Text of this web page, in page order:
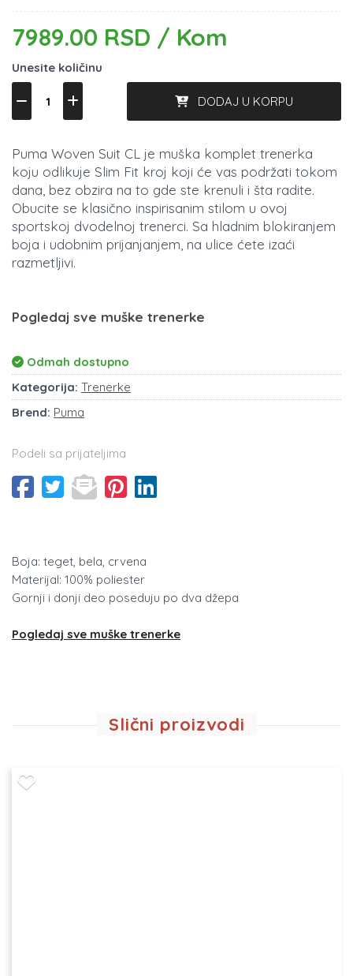
7989.00 RSD / Kom
Unesite količinu
DODAJ U KORPU
Puma Woven Suit CL je muška komplet trenerka
koju odlikuje Slim Fit kroj koji će vas podržati tokom
dana, bez obzira na to gde ste krenuli i šta radite.
Obucite se klasično inspirisanim stilom u ovoj
sportskoj dvodelnoj trenerci. Sa hladnim blokiranjem
boja i udobnim prijanjanjem, na ulice ćete izaći
razmetljivi.
Pogledaj sve muške trenerke
Odmah dostupno
Kategorija: Trenerke
Brend: Puma
Podeli sa prijateljima
Boja: teget, bela, crvena
Materijal: 100% poliester
Gornji i donji deo poseduju po dva džepa
Pogledaj sve muške trenerke
Slični proizvodi